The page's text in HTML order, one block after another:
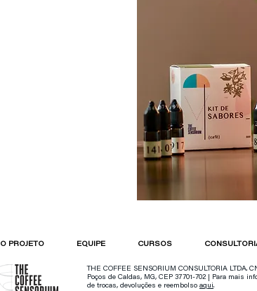
O PROJETO EQUIPE CURSOS
THE COFFEE SENSORIUM CONSULTORIA LTDA.
Poços de Caldas, MG, CEP 37701-702 | Para mais
de trocas, devoluções e reembolso aqui.